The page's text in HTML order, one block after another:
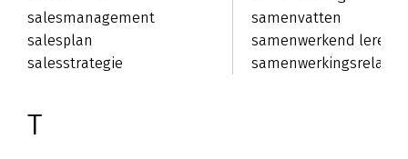
salesmanagement
salesplan
salesstrategie
samenvatten
samenwerkend leren
samenwerkingsrelatie
T